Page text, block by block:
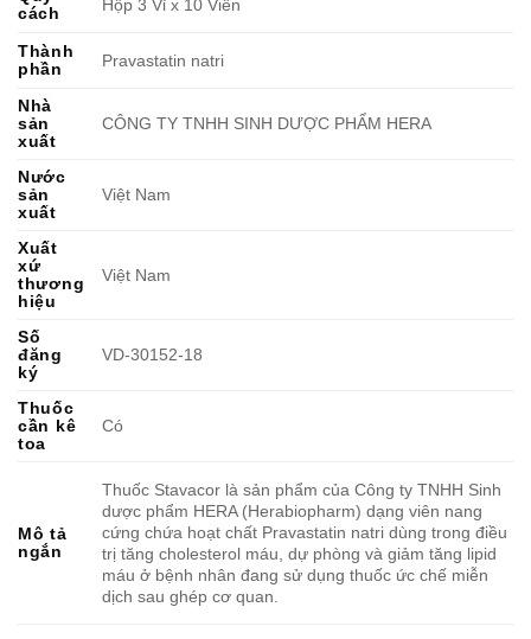
cách
Hộp 3 Vỉ x 10 Viên
Thành
phần
Pravastatin natri
Nhà
sản
xuất
CÔNG TY TNHH SINH DƯỢC PHẨM HERA
Nước
sản
xuất
Việt Nam
Xuất
xứ
thương
hiệu
Việt Nam
Số
đăng
ký
VD-30152-18
Thuốc
cần kê
toa
Có
Mô tả
ngắn
Thuốc Stavacor là sản phẩm của Công ty TNHH Sinh
dược phẩm HERA (Herabiopharm) dạng viên nang
cứng chứa hoạt chất Pravastatin natri dùng trong điều
trị tăng cholesterol máu, dự phòng và giảm tăng lipid
máu ở bệnh nhân đang sử dụng thuốc ức chế miễn
dịch sau ghép cơ quan.